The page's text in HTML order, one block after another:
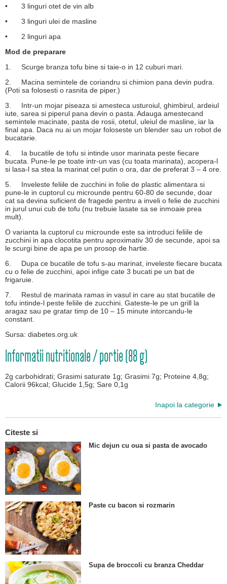
•
3 linguri otet de vin alb
•
3 linguri ulei de masline
•
2 linguri apa
Mod de preparare
1.
Scurge branza tofu bine si taie-o in 12 cuburi mari.
2.
Macina semintele de coriandru si chimion pana devin pudra.
(Poti sa folosesti o rasnita de piper.)
3.
Intr-un mojar piseaza si amesteca usturoiul, ghimbirul, ardeiul
iute, sarea si piperul pana devin o pasta. Adauga amestecand
semintele macinate, pasta de rosii, otetul, uleiul de masline, iar la
final apa. Daca nu ai un mojar foloseste un blender sau un robot de
bucatarie.
4.
Ia bucatile de tofu si intinde usor marinata peste fiecare
bucata. Pune-le pe toate intr-un vas (cu toata marinata), acopera-l
si lasa-l sa stea la marinat cel putin o ora, dar de preferat 3 – 4 ore.
5.
Inveleste feliile de zucchini in folie de plastic alimentara si
pune-le in cuptorul cu microunde pentru 60-80 de secunde, doar
cat sa devina suficient de fragede pentru a inveli o felie de zucchini
in jurul unui cub de tofu (nu trebuie lasate sa se inmoaie prea
mult).
O varianta la cuptorul cu microunde este sa introduci feliile de
zucchini in apa clocotita pentru aproximativ 30 de secunde, apoi sa
le scurgi bine de apa pe un prosop de hartie.
6.
Dupa ce bucatile de tofu s-au marinat, inveleste fiecare bucata
cu o felie de zucchini, apoi infige cate 3 bucati pe un bat de
frigaruie.
7.
Restul de marinata ramas in vasul in care au stat bucatile de
tofu intinde-l peste feliile de zucchini. Gateste-le pe un grill la
aragaz sau pe gratar timp de 10 – 15 minute intorcandu-le
constant.
Sursa: diabetes.org.uk
Informatii nutritionale / portie (88 g)
2g carbohidrati; Grasimi saturate 1g; Grasimi 7g; Proteine 4,8g;
Calorii 96kcal; Glucide 1,5g; Sare 0,1g
Inapoi la categorie
Citeste si
Mic dejun cu oua si pasta de avocado
Paste cu bacon si rozmarin
Supa de broccoli cu branza Cheddar